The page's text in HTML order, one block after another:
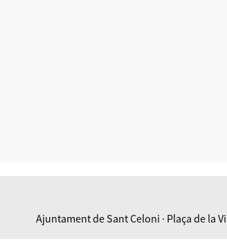
Ajuntament de Sant Celoni · Plaça de la